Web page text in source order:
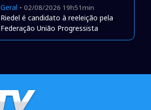
Geral - 02/08/2026 19h51min
Riedel é candidato à reeleição pela
Federação União Progressista